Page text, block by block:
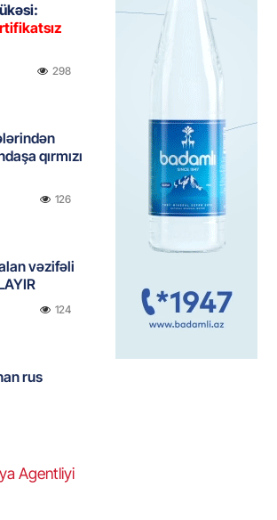
298
qırmızı
126
vəzifəli
124
rus
ilə
Agentliyi